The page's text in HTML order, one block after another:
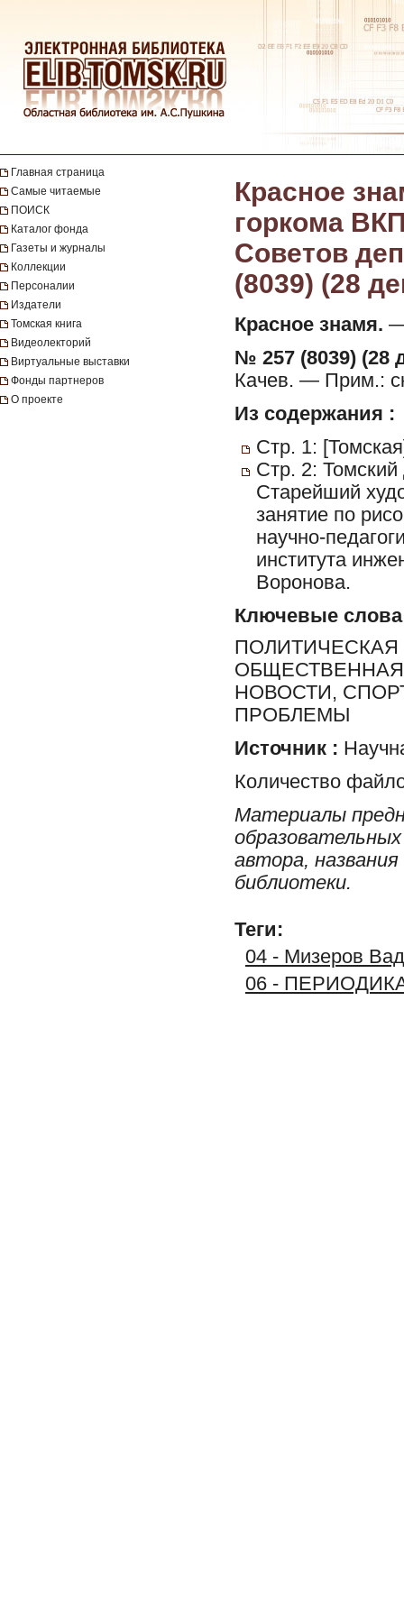
Главная страница
Самые читаемые
ПОИСК
Каталог фонда
Газеты и журналы
Коллекции
Персоналии
Издатели
Томская книга
Видеолекторий
Виртуальные выставки
Фонды партнеров
О проекте
Красное
горкома
Советов
(8039) (28
Красное знамя. —
№ 257 (8039) (28
Качев. — Прим.:
Из содержания :
Стр. 1:
Стр. 2: Томский
Старейший
занятие по
научно-
института
Воронова.
Ключевые слова
НОВОСТИ,
ПРОБЛЕМЫ
Источник :
Количество
Материалы
автора,
библиотеки.
Теги:
04 - Мизеров
06 -